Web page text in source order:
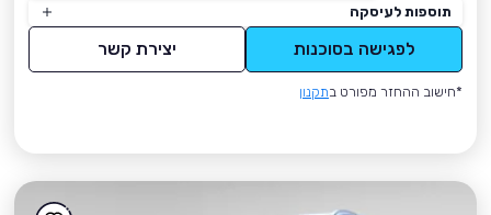
תוספות לעיסקה
לפגישה בסוכנות יצירת קשר
*חישוב ההחזר מפורט בתקנון